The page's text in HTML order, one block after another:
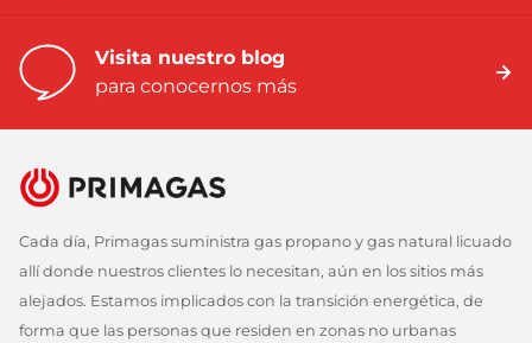
Visita nuestro blog
para conocernos más
Cada día, Primagas suministra gas propano y gas natural licuado
allí donde nuestros clientes lo necesitan, aún en los sitios más
alejados. Estamos implicados con la transición energética, de
forma que las personas que residen en zonas no urbanas